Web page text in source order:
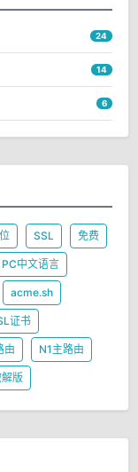
24
14
6
SSL 免费
中文语言
acme.sh
证书
由 N1主路由
版